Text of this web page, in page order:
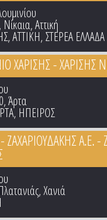
Αττική
,ΑΤΤΙΚΗ, ΣΤΕΡΕΑ ΕΛΛΑΔΑ
ΧΑΡΙΣΗΣ - ΧΑΡΙΣΗΣ
Άρτα
, ΗΠΕΙΡΟΣ
ΖΑΧΑΡΙΟΥΔΑΚΗΣ Α.Ε. -
Χανιά